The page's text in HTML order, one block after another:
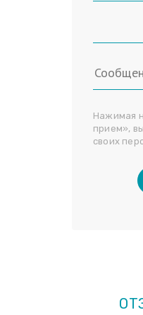
Нажимая
прием»,
своих